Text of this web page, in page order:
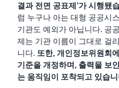
결과 전면 공표제’가 시행됐
럼 누구나 아는 대형 공공시
기관도 예외가 아닙니다. 공
제는 기관 이름이 그대로 걸
니다. 또한, 개인정보위원회
기준을 개정하며, 출력물 보
는 움직임이 포착되고 있습